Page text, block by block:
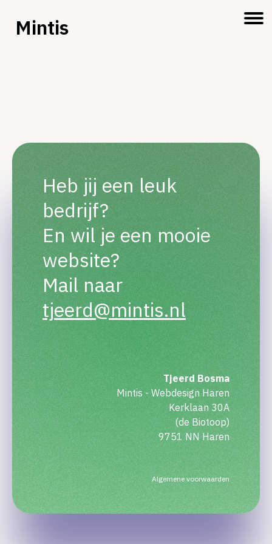
Mintis
Heb jij een leuk
bedrijf?
En wil je een mooie
website?
Mail naar
tjeerd@mintis.nl
Tjeerd Bosma
Mintis - Webdesign Haren
Kerklaan 30A
(de Biotoop)
9751 NN Haren
Algemene voorwaarden